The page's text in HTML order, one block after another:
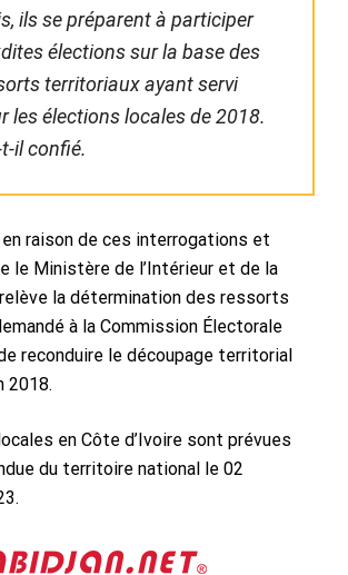
ils se préparent à participer
élections sur la base des
territoriaux ayant servi
les élections locales de 2018.
t-il confié.
en raison de ces interrogations et
le Ministère de l’Intérieur et de la
la détermination des ressorts
à la Commission Électorale
reconduire le découpage territorial
2018.
en Côte d’Ivoire sont prévues
du territoire national le 02